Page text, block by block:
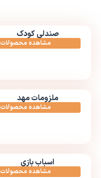
صندلی کودک
مشاهده محصولات
ملزومات مهد
مشاهده محصولات
اسباب بازی
مشاهده محصولات